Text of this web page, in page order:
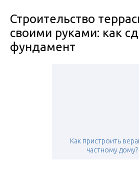
Строительство
своими руками: как
фундамент
Как пристроить
частному дому?